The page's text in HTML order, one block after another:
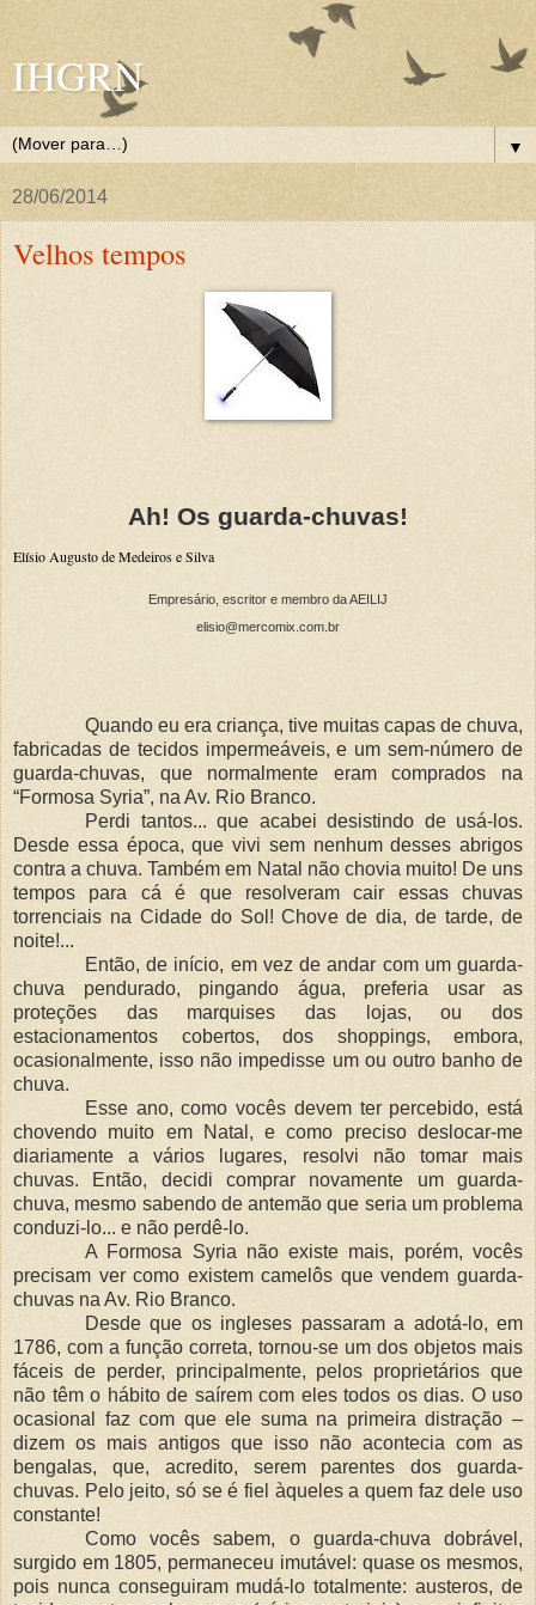
IHGRN
▼
28/06/2014
Velhos tempos
Ah! Os guarda-chuvas!
Elísio Augusto de Medeiros e Silva
Empresário, escritor e membro da AEILIJ
elisio@mercomix.com.br
Quando eu era criança, tive muitas capas de chuva,
fabricadas de tecidos impermeáveis, e um sem-número de
guarda-chuvas, que normalmente eram comprados na
“Formosa Syria”, na Av. Rio Branco.
Perdi tantos... que acabei desistindo de usá-los.
Desde essa época, que vivi sem nenhum desses abrigos
contra a chuva. Também em Natal não chovia muito! De uns
tempos para cá é que resolveram cair essas chuvas
torrenciais na Cidade do Sol! Chove de dia, de tarde, de
noite!...
Então, de início, em vez de andar com um guarda-
chuva pendurado, pingando água, preferia usar as
proteções das marquises das lojas, ou dos
estacionamentos cobertos, dos shoppings, embora,
ocasionalmente, isso não impedisse um ou outro banho de
chuva.
Esse ano, como vocês devem ter percebido, está
chovendo muito em Natal, e como preciso deslocar-me
diariamente a vários lugares, resolvi não tomar mais
chuvas. Então, decidi comprar novamente um guarda-
chuva, mesmo sabendo de antemão que seria um problema
conduzi-lo... e não perdê-lo.
A Formosa Syria não existe mais, porém, vocês
precisam ver como existem camelôs que vendem guarda-
chuvas na Av. Rio Branco.
Desde que os ingleses passaram a adotá-lo, em
1786, com a função correta, tornou-se um dos objetos mais
fáceis de perder, principalmente, pelos proprietários que
não têm o hábito de saírem com eles todos os dias. O uso
ocasional faz com que ele suma na primeira distração –
dizem os mais antigos que isso não acontecia com as
bengalas, que, acredito, serem parentes dos guarda-
chuvas. Pelo jeito, só se é fiel àqueles a quem faz dele uso
constante!
Como vocês sabem, o guarda-chuva dobrável,
surgido em 1805, permaneceu imutável: quase os mesmos,
pois nunca conseguiram mudá-lo totalmente: austeros, de